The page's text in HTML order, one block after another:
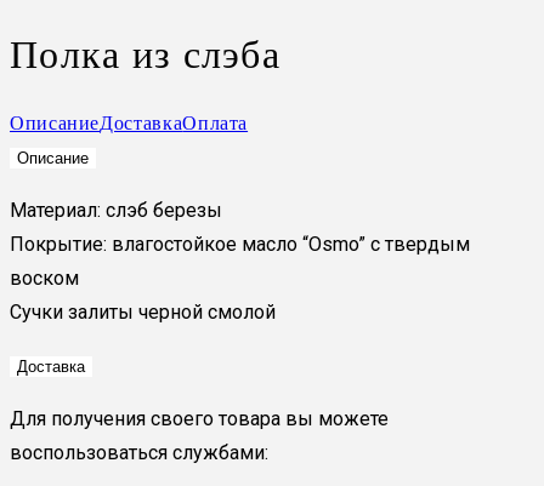
Полка из слэба
ОписаниеДоставкаОплата
Описание
Материал: слэб березы
Покрытие: влагостойкое масло “Osmo” с твердым
воском
Сучки залиты черной смолой
Доставка
Для получения своего товара вы можете
воспользоваться службами: